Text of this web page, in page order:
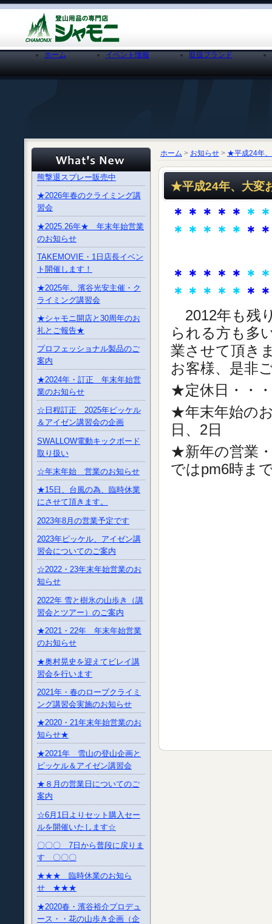
ホーム イベント情報 取扱ブランド
熊撃退スプレー販売中
★2026年春のクライミング講
習会
★2025.26年★ 年末年始営業
のお知らせ
TAKEMOVIE・1日店長イベン
ト開催します！
★2025年、濱谷光安主催・ク
ライミング講習会
★シャモニ開店と30周年のお
礼とご報告★
プロフェッショナル製品のご
案内
★2024年・訂正 年末年始営
業のお知らせ
☆日程訂正 2025年ピッケル
＆アイゼン講習会の企画
SWALLOW電動キックボード
取り扱い
☆年末年始 営業のお知らせ
★15日、台風の為、臨時休業
にさせて頂きます。
2023年8月の営業予定です
2023年ピッケル、アイゼン講
習会についてのご案内
☆2022・23年末年始営業のお
知らせ
2022年 雪と樹氷の山歩き（講
習会とツアー）のご案内
★2021・22年 年末年始営業
のお知らせ
★奥村晃史を迎えてビレイ講
習会を行います
2021年・春のロープクライミ
ング講習会実施のお知らせ
★2020・21年末年始営業のお
知らせ★
★2021年 雪山の登山企画と
ピッケル＆アイゼン講習会
★８月の営業日についてのご
案内
☆6月1日よりセット購入セー
ルを開催いたします☆
〇〇〇 7日から普段に戻りま
す 〇〇〇
★★★ 臨時休業のお知ら
せ ★★★
★2020春・濱谷裕介プロデュ
ース・・花の山歩き企画（企
ホーム > お知らせ > ★平成24年、
★平成24年、大変
＊＊＊＊＊ ＊
＊＊＊＊＊ ＊
＊＊＊＊＊ ＊
＊＊＊＊＊ ＊
2012年も残
られる方も多
業させて頂き
お客様、是非
★定休日・・
★年末年始の
日、2日
★新年の営業
ではpm6時ま